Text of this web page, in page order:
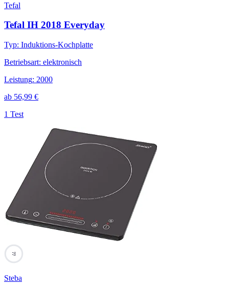
Tefal
Tefal IH 2018 Everyday
Typ: Induktions-Kochplatte
Betriebsart: elektronisch
Leistung: 2000
ab 56,99 €
1 Test
77
Steba